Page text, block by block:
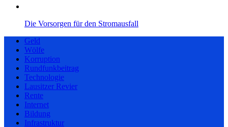
Die Vorsorgen für den Stromausfall
Geld
Wölfe
Korruption
Rundfunkbeitrag
Technologie
Lausitzer Revier
Rente
Internet
Bildung
Infrastruktur